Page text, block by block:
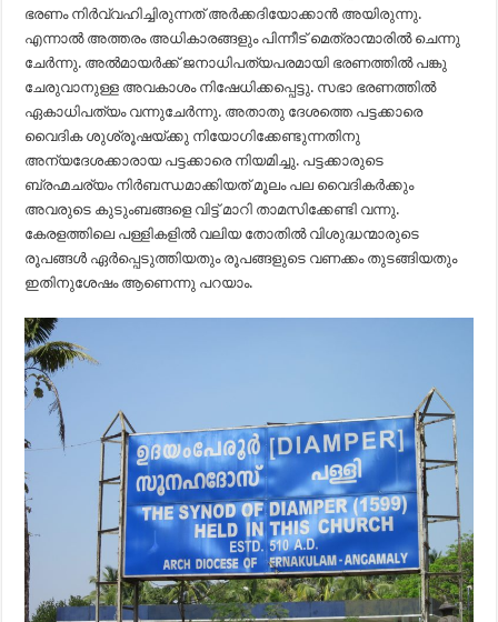
ഭരണം നിർവ്വഹിച്ചിരുന്നത് അർക്കദിയോക്കാൻ അയിരുന്നു.
എന്നാൽ അത്തരം അധികാരങ്ങളും പിന്നീട് മെത്രാന്മാരിൽ ചെന്നു
ചേർന്നു. അൽമായർക്ക് ജനാധിപത്യപരമായി ഭരണത്തിൽ പങ്കു
ചേരുവാനുള്ള അവകാശം നിഷേധിക്കപ്പെട്ടു. സഭാ ഭരണത്തിൽ
ഏകാധിപത്യം വന്നുചേർന്നു. അതാതു ദേശത്തെ പട്ടക്കാരെ
വൈദിക ശുശ്രൂഷയ്ക്കു നിയോഗിക്കേണ്ടുന്നതിനു
അന്യദേശക്കാരായ പട്ടക്കാരെ നിയമിച്ചു. പട്ടക്കാരുടെ
ബ്രഹ്മചര്യം നിർബന്ധമാക്കിയത് മൂലം പല വൈദികർക്കും
അവരുടെ കുടുംബങ്ങളെ വിട്ട് മാറി താമസിക്കേണ്ടി വന്നു.
കേരളത്തിലെ പള്ളികളിൽ വലിയ തോതിൽ വിശുദ്ധന്മാരുടെ
രൂപങ്ങൾ ഏർപ്പെടുത്തിയതും രൂപങ്ങളുടെ വണക്കം തുടങ്ങിയതും
ഇതിനുശേഷം ആണെന്നു പറയാം.